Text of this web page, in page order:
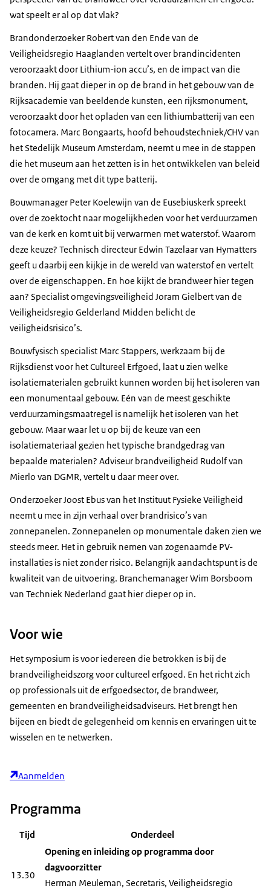
wat speelt er al op dat vlak?
Brandonderzoeker Robert van den Ende van de
Veiligheidsregio Haaglanden vertelt over brandincidenten
veroorzaakt door Lithium-ion accu’s, en de impact van die
branden. Hij gaat dieper in op de brand in het gebouw van de
Rijksacademie van beeldende kunsten, een rijksmonument,
veroorzaakt door het opladen van een lithiumbatterij van een
fotocamera. Marc Bongaarts, hoofd behoudstechniek/CHV van
het Stedelijk Museum Amsterdam, neemt u mee in de stappen
die het museum aan het zetten is in het ontwikkelen van beleid
over de omgang met dit type batterij.
Bouwmanager Peter Koelewijn van de Eusebiuskerk spreekt
over de zoektocht naar mogelijkheden voor het verduurzamen
van de kerk en komt uit bij verwarmen met waterstof. Waarom
deze keuze? Technisch directeur Edwin Tazelaar van Hymatters
geeft u daarbij een kijkje in de wereld van waterstof en vertelt
over de eigenschappen. En hoe kijkt de brandweer hier tegen
aan? Specialist omgevingsveiligheid Joram Gielbert van de
Veiligheidsregio Gelderland Midden belicht de
veiligheidsrisico’s.
Bouwfysisch specialist Marc Stappers, werkzaam bij de
Rijksdienst voor het Cultureel Erfgoed, laat u zien welke
isolatiematerialen gebruikt kunnen worden bij het isoleren van
een monumentaal gebouw. Eén van de meest geschikte
verduurzamingsmaatregel is namelijk het isoleren van het
gebouw. Maar waar let u op bij de keuze van een
isolatiemateriaal gezien het typische brandgedrag van
bepaalde materialen? Adviseur brandveiligheid Rudolf van
Mierlo van DGMR, vertelt u daar meer over.
Onderzoeker Joost Ebus van het Instituut Fysieke Veiligheid
neemt u mee in zijn verhaal over brandrisico’s van
zonnepanelen. Zonnepanelen op monumentale daken zien we
steeds meer. Het in gebruik nemen van zogenaamde PV-
installaties is niet zonder risico. Belangrijk aandachtspunt is de
kwaliteit van de uitvoering. Branchemanager Wim Borsboom
van Techniek Nederland gaat hier dieper op in.
Voor wie
Het symposium is voor iedereen die betrokken is bij de
brandveiligheidszorg voor cultureel erfgoed. En het richt zich
op professionals uit de erfgoedsector, de brandweer,
gemeenten en brandveiligheidsadviseurs. Het brengt hen
bijeen en biedt de gelegenheid om kennis en ervaringen uit te
wisselen en te netwerken.
Aanmelden
Programma
Tijd Onderdeel
13.30
Opening en inleiding op programma door
dagvoorzitter
Herman Meuleman, Secretaris, Veiligheidsregio